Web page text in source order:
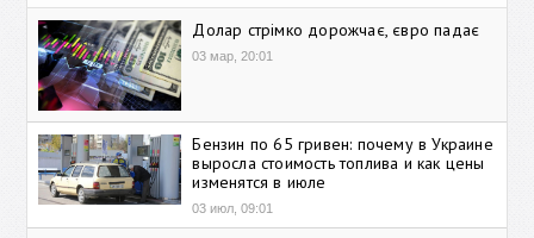
Долар стрімко дорожчає, євро падає
03 мар, 20:01
Бензин по 65 гривен: почему в Украине
выросла стоимость топлива и как цены
изменятся в июле
03 июл, 09:01